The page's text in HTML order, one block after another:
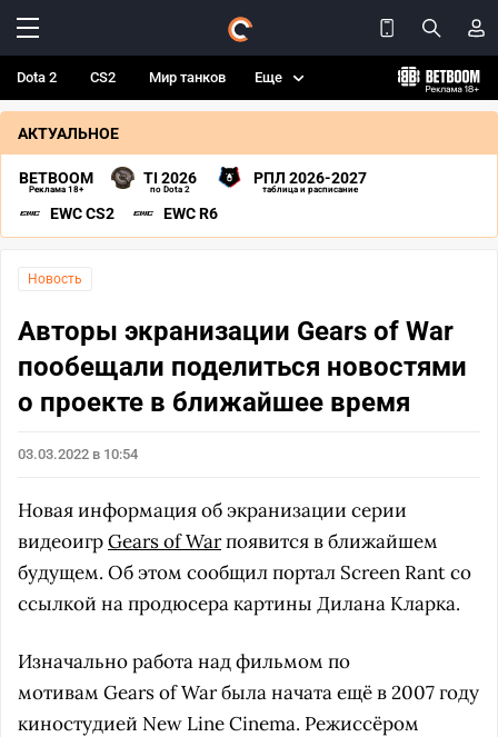
Dota 2 CS2 Мир танков Еще
АКТУАЛЬНОЕ
BETBOOM
Реклама 18+
TI 2026
по Dota 2
РПЛ 2026-2027
таблица и расписание
EWC CS2 EWC R6
Новость
Авторы экранизации Gears of War
пообещали поделиться новостями
о проекте в ближайшее время
03.03.2022 в 10:54
Новая информация об экранизации серии
видеоигрGears of Warпоявится в ближайшем
будущем. Об этом сообщил портал Screen Rant со
ссылкой на продюсера картины Дилана Кларка.
Изначально работа над фильмом по
мотивам Gears of War была начата ещё в 2007 году
киностудией New Line Cinema. Режиссёром